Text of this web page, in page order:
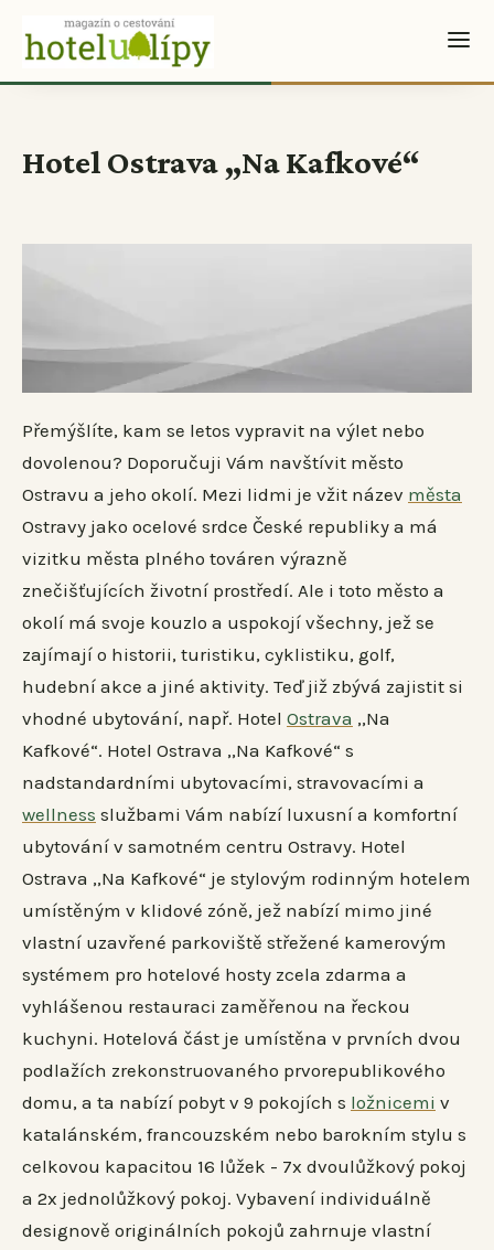
Hotel Ostrava ,,Na Kafkové“
Přemýšlíte, kam se letos vypravit na výlet nebo
dovolenou? Doporučuji Vám navštívit město
Ostravu a jeho okolí. Mezi lidmi je vžit název města
Ostravy jako ocelové srdce České republiky a má
vizitku města plného továren výrazně
znečišťujících životní prostředí. Ale i toto město a
okolí má svoje kouzlo a uspokojí všechny, jež se
zajímají o historii, turistiku, cyklistiku, golf,
hudební akce a jiné aktivity. Teď již zbývá zajistit si
vhodné ubytování, např. Hotel Ostrava ,,Na
Kafkové“. Hotel Ostrava ,,Na Kafkové“ s
nadstandardními ubytovacími, stravovacími a
wellness službami Vám nabízí luxusní a komfortní
ubytování v samotném centru Ostravy. Hotel
Ostrava ,,Na Kafkové“ je stylovým rodinným hotelem
umístěným v klidové zóně, jež nabízí mimo jiné
vlastní uzavřené parkoviště střežené kamerovým
systémem pro hotelové hosty zcela zdarma a
vyhlášenou restauraci zaměřenou na řeckou
kuchyni. Hotelová část je umístěna v prvních dvou
podlažích zrekonstruovaného prvorepublikového
domu, a ta nabízí pobyt v 9 pokojích s ložnicemi v
katalánském, francouzském nebo barokním stylu s
celkovou kapacitou 16 lůžek - 7x dvoulůžkový pokoj
a 2x jednolůžkový pokoj. Vybavení individuálně
designově originálních pokojů zahrnuje vlastní